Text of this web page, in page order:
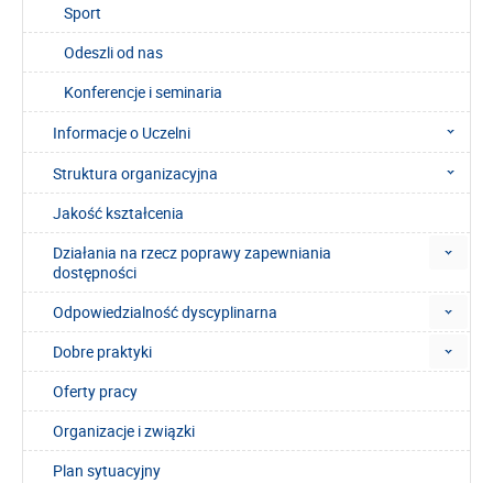
Sport
Odeszli od nas
Konferencje i seminaria
Informacje o Uczelni
Struktura organizacyjna
Jakość kształcenia
Działania na rzecz poprawy zapewniania
dostępności
Odpowiedzialność dyscyplinarna
Dobre praktyki
Oferty pracy
Organizacje i związki
Plan sytuacyjny